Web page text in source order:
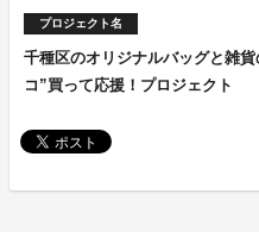
プロジェクト名
千種区のオリジナルバッグと雑
コ”買って応援！プロジェクト